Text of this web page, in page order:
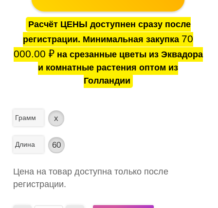
Расчёт ЦЕНЫ доступнен сразу после
регистрации. Минимальная закупка 70
000.00 ₽на срезанные цветы из Эквадора
и комнатные растения оптом из
Голландии
Грамм x
Длина 60
Цена на товар доступна только после
регистрации.